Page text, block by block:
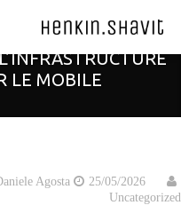
DE CLOUD
MOBILE ?
Agosta 25/05/2026
Uncategorized